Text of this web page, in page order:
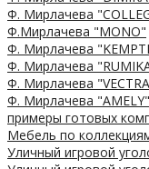
Ф. Мирлачева
Ф.Мирлачева "MONO"
Ф. Мирлачева
Ф. Мирлачева
Ф. Мирлачева
Ф. Мирлачева "AMELY"
примеры готовых
Мебель по
Уличный игровой